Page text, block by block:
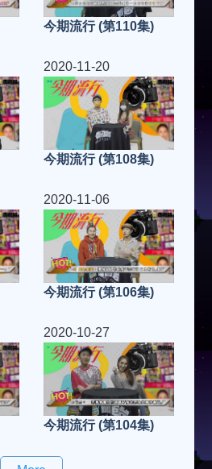
今期流行 (第110集)
2020-11-20
今期流行 (第108集)
2020-11-06
今期流行 (第106集)
2020-10-27
今期流行 (第104集)